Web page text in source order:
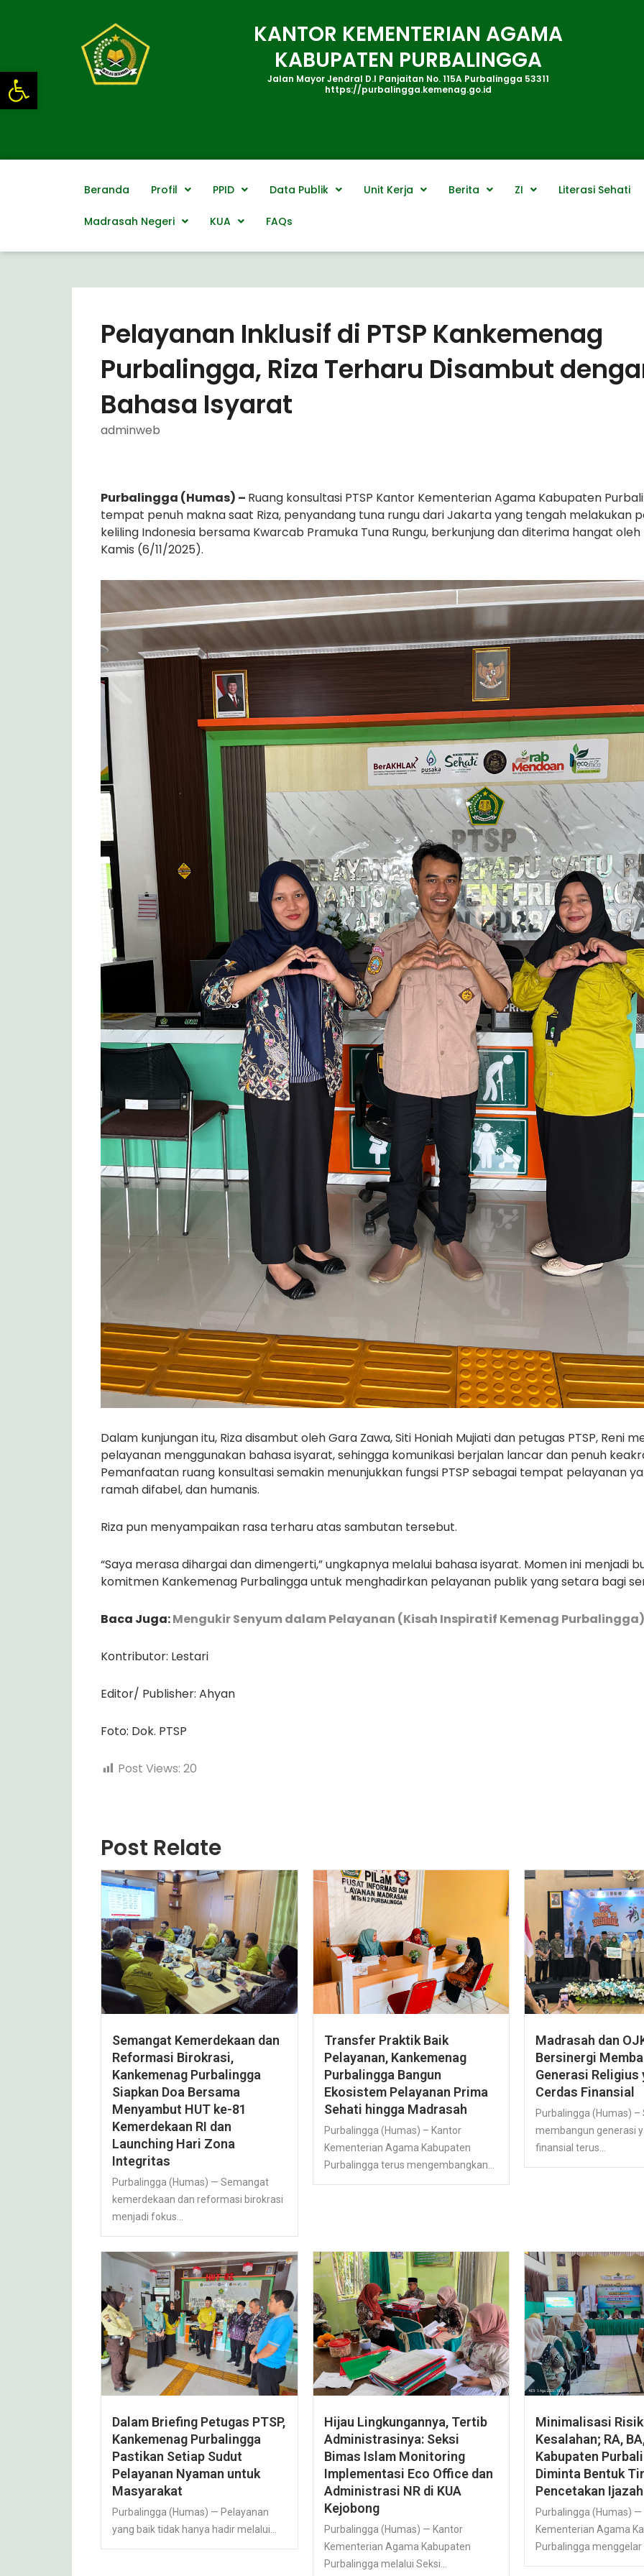
Open toolbar
KANTOR KEMENTERIAN AGAMA
KABUPATEN PURBALINGGA
Jalan Mayor Jendral D.I Panjaitan No. 115A Purbalingga 53311
https://purbalingga.kemenag.go.id
Beranda Profil PPID Data Publik Unit Kerja Berita ZI Literasi Sehati
Madrasah Negeri KUA FAQs
Pelayanan Inklusif di PTSP Kankemenag
Purbalingga, Riza Terharu Disambut
Bahasa Isyarat
adminweb
Purbalingga (Humas) – Ruang konsultasi PTSP Kantor Kementerian Agama Kabupaten
tempat penuh makna saat Riza, penyandang tuna rungu dari Jakarta yang tengah melakukan
keliling Indonesia bersama Kwarcab Pramuka Tuna Rungu, berkunjung dan diterima hangat
Kamis (6/11/2025).
Dalam kunjungan itu, Riza disambut oleh Gara Zawa, Siti Honiah Mujiati dan petugas PTSP, Reni
pelayanan menggunakan bahasa isyarat, sehingga komunikasi berjalan lancar dan penuh
Pemanfaatan ruang konsultasi semakin menunjukkan fungsi PTSP sebagai tempat pelayanan
ramah difabel, dan humanis.
Riza pun menyampaikan rasa terharu atas sambutan tersebut.
“Saya merasa dihargai dan dimengerti,” ungkapnya melalui bahasa isyarat. Momen ini menjadi
komitmen Kankemenag Purbalingga untuk menghadirkan pelayanan publik yang setara bagi
Baca Juga:Mengukir Senyum dalam Pelayanan (Kisah Inspiratif Kemenag Purbalingga)
Kontributor: Lestari
Editor/ Publisher: Ahyan
Foto: Dok. PTSP
Post Views: 20
Post Relate
Semangat Kemerdekaan dan
Reformasi Birokrasi,
Kankemenag Purbalingga
Siapkan Doa Bersama
Menyambut HUT ke-81
Kemerdekaan RI dan
Launching Hari Zona
Integritas
Purbalingga (Humas) — Semangat
kemerdekaan dan reformasi birokrasi
menjadi fokus...
Transfer Praktik Baik
Pelayanan, Kankemenag
Purbalingga Bangun
Ekosistem Pelayanan Prima
Sehati hingga Madrasah
Purbalingga (Humas) – Kantor
Kementerian Agama Kabupaten
Purbalingga terus mengembangkan...
Madrasah dan
Bersinergi
Generasi Religius
Cerdas Finansial
Purbalingga (Humas)
membangun generasi
finansial terus...
Dalam Briefing Petugas PTSP,
Kankemenag Purbalingga
Pastikan Setiap Sudut
Pelayanan Nyaman untuk
Masyarakat
Purbalingga (Humas) — Pelayanan
yang baik tidak hanya hadir melalui...
Hijau Lingkungannya, Tertib
Administrasinya: Seksi
Bimas Islam Monitoring
Implementasi Eco Office dan
Administrasi NR di KUA
Kejobong
Purbalingga (Humas) — Kantor
Kementerian Agama Kabupaten
Purbalingga melalui Seksi...
Minimalisasi
Kesalahan; RA,
Kabupaten
Diminta Bentuk
Pencetakan Ijazah
Purbalingga (Humas) —
Kementerian Agama
Purbalingga menggelar